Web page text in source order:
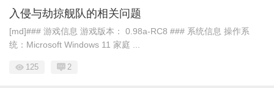
入侵与劫掠舰队的相关问题
[md]### 游戏信息 游戏版本： 0.98a-RC8 ### 系统信息 操作系
统：Microsoft Windows 11 家庭 ...
125 2